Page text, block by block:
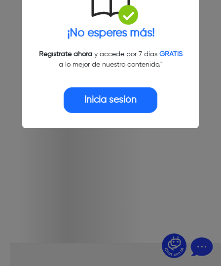
¡No esperes más!
Regístrate ahoray accede por 7 días GRATIS
a lo mejor de nuestro contenido."
Inicia sesión